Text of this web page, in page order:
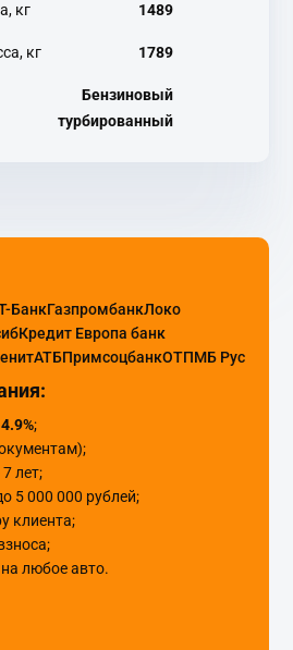
кг
кг
1489
1789
Бензиновый
турбированный
БанкГазпромбанкЛоко
Кредит Европа банк
АТБПримсоцбанкОТПМБ Рус
4.9%;
лет;
5 000 000 рублей;
клиента;
любое авто.